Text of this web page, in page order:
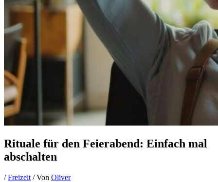
Rituale für den Feierabend: Einfach mal
abschalten
/Freizeit / Von Oliver